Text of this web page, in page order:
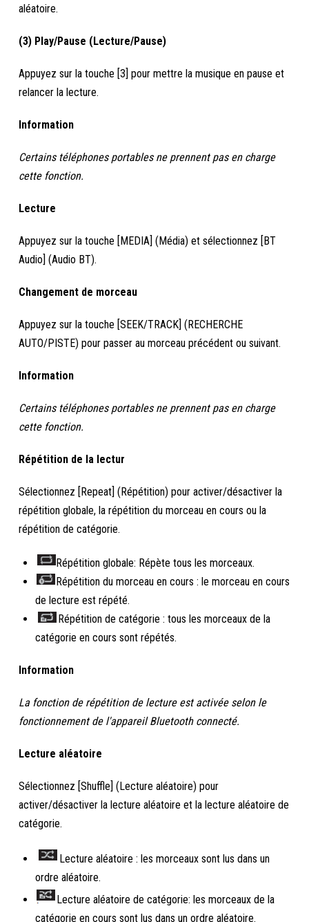
aléatoire.
(3) Play/Pause (Lecture/Pause)
Appuyez sur la touche [3] pour mettre la musique en pause et
relancer la lecture.
Information
Certains téléphones portables ne prennent pas en charge
cette fonction.
Lecture
Appuyez sur la touche [MEDIA] (Média) et sélectionnez [BT
Audio] (Audio BT).
Changement de morceau
Appuyez sur la touche [SEEK/TRACK] (RECHERCHE
AUTO/PISTE) pour passer au morceau précédent ou suivant.
Information
Certains téléphones portables ne prennent pas en charge
cette fonction.
Répétition de la lectur
Sélectionnez [Repeat] (Répétition) pour activer/désactiver la
répétition globale, la répétition du morceau en cours ou la
répétition de catégorie.
Répétition globale: Répète tous les morceaux.
Répétition du morceau en cours : le morceau en cours
de lecture est répété.
Répétition de catégorie : tous les morceaux de la
catégorie en cours sont répétés.
Information
La fonction de répétition de lecture est activée selon le
fonctionnement de l'appareil Bluetooth connecté.
Lecture aléatoire
Sélectionnez [Shuffle] (Lecture aléatoire) pour
activer/désactiver la lecture aléatoire et la lecture aléatoire de
catégorie.
Lecture aléatoire : les morceaux sont lus dans un
ordre aléatoire.
Lecture aléatoire de catégorie: les morceaux de la
catégorie en cours sont lus dans un ordre aléatoire.